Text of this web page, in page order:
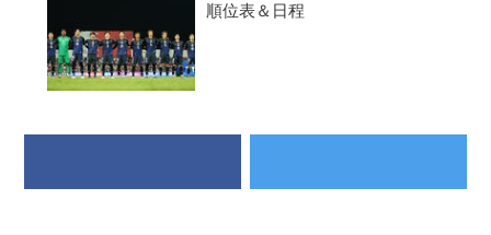
順位表＆日程